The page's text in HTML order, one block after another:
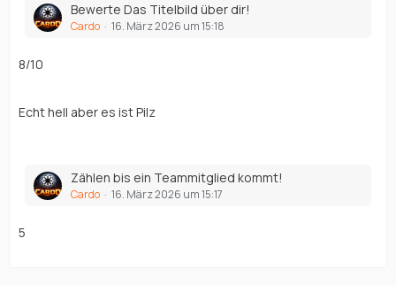
Bewerte Das Titelbild über dir!
Cardo 16. März 2026 um 15:18
8/10
Echt hell aber es ist Pilz
Zählen bis ein Teammitglied kommt!
Cardo 16. März 2026 um 15:17
5